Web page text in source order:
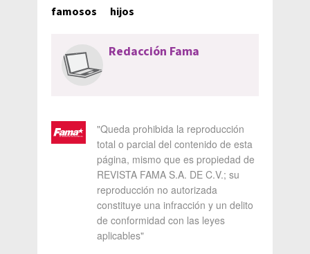
famosos
hijos
Redacción Fama
"Queda prohibida la reproducción
total o parcial del contenido de esta
página, mismo que es propiedad de
REVISTA FAMA S.A. DE C.V.; su
reproducción no autorizada
constituye una infracción y un delito
de conformidad con las leyes
aplicables"